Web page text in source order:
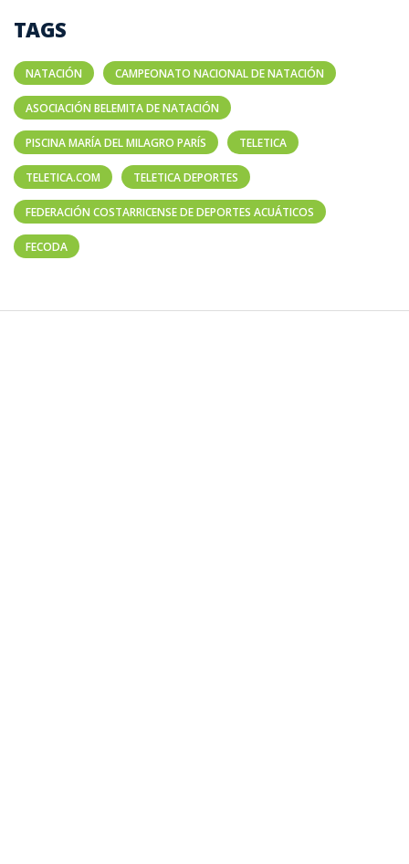
TAGS
NATACIÓN CAMPEONATO NACIONAL DE NATACIÓN
ASOCIACIÓN BELEMITA DE NATACIÓN
PISCINA MARÍA DEL MILAGRO PARÍS TELETICA
TELETICA.COM TELETICA DEPORTES
FEDERACIÓN COSTARRICENSE DE DEPORTES ACUÁTICOS
FECODA